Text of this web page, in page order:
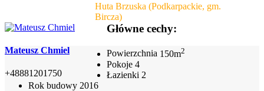
Huta Brzuska (Podkarpackie, gm.
Bircza)
Mateusz Chmiel
+48881201750
Główne cechy:
Powierzchnia 150m2
Pokoje 4
Łazienki 2
Rok budowy 2016